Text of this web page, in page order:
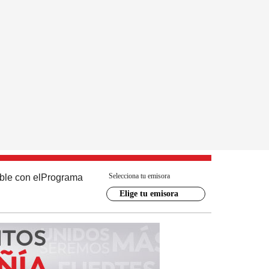
con el Programa Selecciona tu emisora
Elige tu emisora